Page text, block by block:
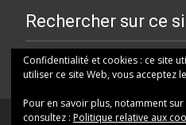
Rechercher sur ce
Rechercher
Confidentialité et cookies : ce site
utiliser ce site Web, vous acceptez
Pour en savoir plus, notamment
consultez : Politique relative aux